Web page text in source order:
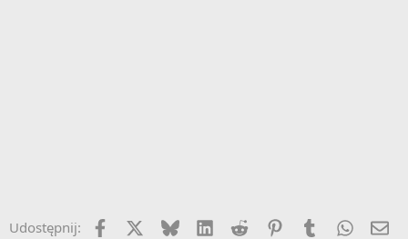
Udostępnij: Facebook Bluesky LinkedInReddit PinterestTumblr